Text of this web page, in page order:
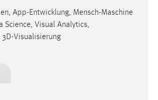
App-Entwicklung, Mensch-Maschine
Science, Visual Analytics,
Visualisierung
speichert die gewählte Sprache der Website.